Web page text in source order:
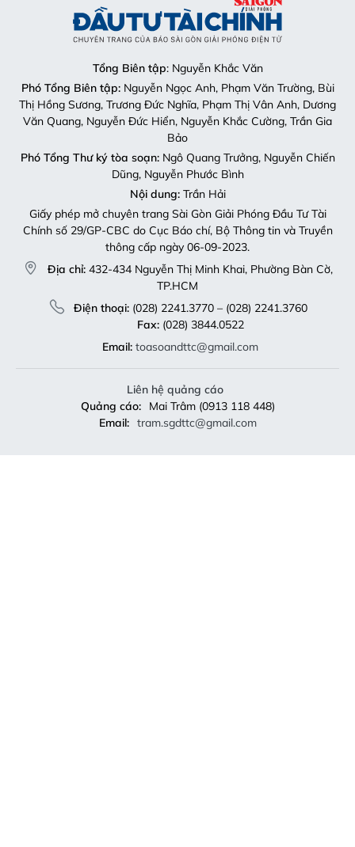
Tổng Biên tập: Nguyễn Khắc Văn
Phó Tổng Biên tập:Nguyễn Ngọc Anh, Phạm Văn Trường, Bùi
Thị Hồng Sương, Trương Đức Nghĩa, Phạm Thị Vân Anh, Dương
Văn Quang, Nguyễn Đức Hiển, Nguyễn Khắc Cường, Trần Gia
Bảo
Phó Tổng Thư ký tòa soạn:Ngô Quang Trưởng, Nguyễn Chiến
Dũng, Nguyễn Phước Bình
Nội dung:Trần Hải
Giấy phép mở chuyên trang Sài Gòn Giải Phóng Đầu Tư Tài
Chính số 29/GP-CBC do Cục Báo chí, Bộ Thông tin và Truyền
thông cấp ngày 06-09-2023.
Địa chỉ: 432-434 Nguyễn Thị Minh Khai, Phường Bàn Cờ,
TP.HCM
Điện thoại:(028) 2241.3770 – (028) 2241.3760
Fax:(028) 3844.0522
Email: toasoandttc@gmail.com
Liên hệ quảng cáo
Quảng cáo:
Mai Trâm (0913 118 448)
Email: tram.sgdttc@gmail.com